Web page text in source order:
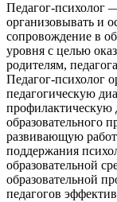
Педагог-психолог
организовывать и
сопровождение в
уровня с целью
родителям,
Педагог-психолог
педагогическую
профилактическую
образовательного
развивающую
поддержания
образовательной
образовательной
педагогов